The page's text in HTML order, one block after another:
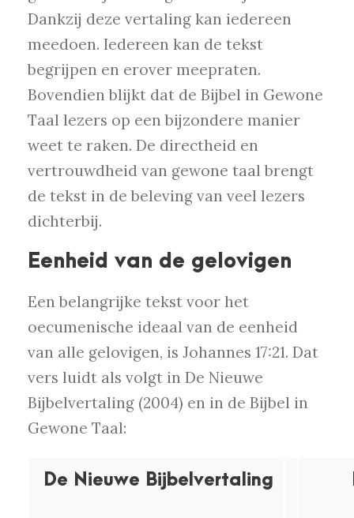
Dankzij deze vertaling kan iedereen
meedoen. Iedereen kan de tekst
begrijpen en erover meepraten.
Bovendien blijkt dat de Bijbel in Gewone
Taal lezers op een bijzondere manier
weet te raken. De directheid en
vertrouwdheid van gewone taal brengt
de tekst in de beleving van veel lezers
dichterbij.
Eenheid van de gelovigen
Een belangrijke tekst voor het
oecumenische ideaal van de eenheid
van alle gelovigen, is Johannes 17:21. Dat
vers luidt als volgt in De Nieuwe
Bijbelvertaling (2004) en in de Bijbel in
Gewone Taal:
De Nieuwe Bijbelvertaling